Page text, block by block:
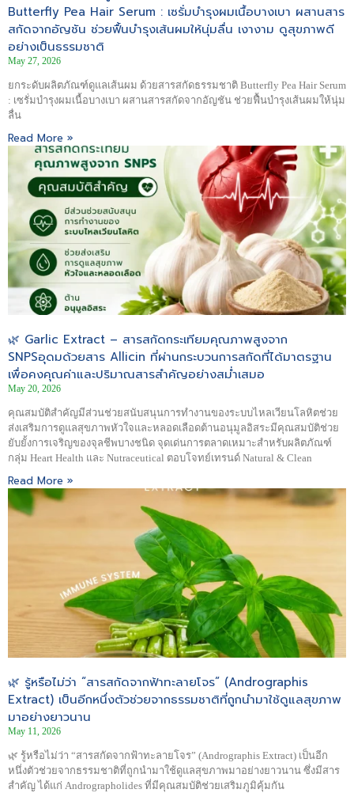
Butterfly Pea Hair Serum : เซรั่มบำรุงผมเนื้อบางเบา ผสานสาร
สกัดจากอัญชัน ช่วยฟื้นบำรุงเส้นผมให้นุ่มลื่น เงางาม ดูสุขภาพดี
อย่างเป็นธรรมชาติ
May 27, 2026
ยกระดับผลิตภัณฑ์ดูแลเส้นผม ด้วยสารสกัดธรรมชาติ Butterfly Pea Hair Serum
: เซรั่มบำรุงผมเนื้อบางเบา ผสานสารสกัดจากอัญชัน ช่วยฟื้นบำรุงเส้นผมให้นุ่ม
ลื่น
Read More »
🌿 Garlic Extract – สารสกัดกระเทียมคุณภาพสูงจาก
SNPSอุดมด้วยสาร Allicin ที่ผ่านกระบวนการสกัดที่ได้มาตรฐาน
เพื่อคงคุณค่าและปริมาณสารสำคัญอย่างสม่ำเสมอ
May 20, 2026
คุณสมบัติสำคัญมีส่วนช่วยสนับสนุนการทำงานของระบบไหลเวียนโลหิตช่วย
ส่งเสริมการดูแลสุขภาพหัวใจและหลอดเลือดต้านอนุมูลอิสระมีคุณสมบัติช่วย
ยับยั้งการเจริญของจุลชีพบางชนิด จุดเด่นการตลาดเหมาะสำหรับผลิตภัณฑ์
กลุ่ม Heart Health และ Nutraceutical ตอบโจทย์เทรนด์ Natural & Clean
Read More »
🌿 รู้หรือไม่ว่า “สารสกัดจากฟ้าทะลายโจร” (Andrographis
Extract) เป็นอีกหนึ่งตัวช่วยจากธรรมชาติที่ถูกนำมาใช้ดูแลสุขภาพ
มาอย่างยาวนาน
May 11, 2026
🌿 รู้หรือไม่ว่า “สารสกัดจากฟ้าทะลายโจร” (Andrographis Extract) เป็นอีก
หนึ่งตัวช่วยจากธรรมชาติที่ถูกนำมาใช้ดูแลสุขภาพมาอย่างยาวนาน ซึ่งมีสาร
สำคัญ ได้แก่ Andrographolides ที่มีคุณสมบัติช่วยเสริมภูมิคุ้มกัน